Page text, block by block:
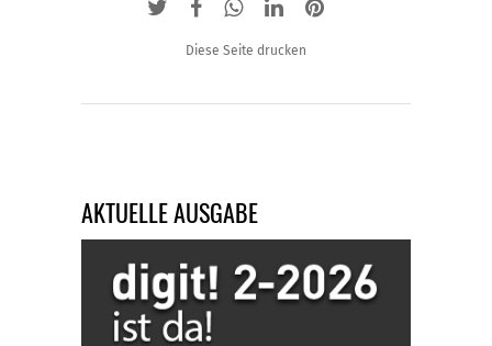
Diese Seite drucken
AKTUELLE AUSGABE